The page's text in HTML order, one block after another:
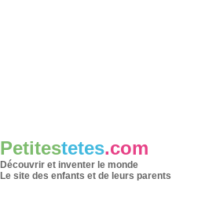
Petitestetes.com
Découvrir et inventer le monde
Le site des enfants et de leurs parents